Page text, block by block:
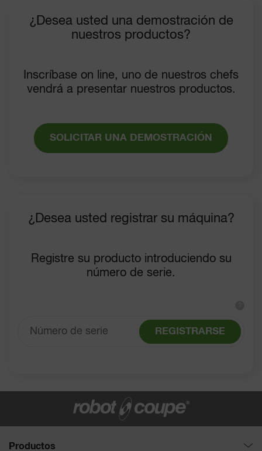
¿Desea usted una demostración de
nuestros productos?
Inscríbase on line, uno de nuestros chefs
vendrá a presentar nuestros productos.
SOLICITAR UNA DEMOSTRACIÓN
¿Desea usted registrar su máquina?
Registre su producto introduciendo su
número de serie.
REGISTRARSE
Productos